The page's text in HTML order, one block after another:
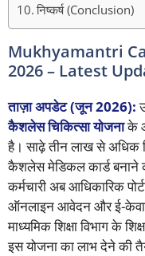
निष्कर्ष (Conclusion)
Mukhyamantri
2026 – Latest
ताज़ा अपडेट (जून 2026):
कैशलेस चिकित्सा योजनाके
है। साढ़े तीन लाख से अधिक
कैशलेस मेडिकल कार्ड बनाने
कर्मचारी अब आधिकारिक
ऑनलाइन आवेदन और ई-
माध्यमिक शिक्षा विभाग के
इस योजना का लाभ देने की